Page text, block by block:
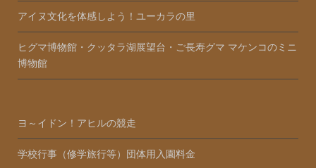
アイヌ文化を体感しよう！ユーカラの里
ヒグマ博物館・クッタラ湖展望台・ご長寿グマ マケンコのミニ
博物館
ヨ～イドン！アヒルの競走
学校行事（修学旅行等）団体用入園料金